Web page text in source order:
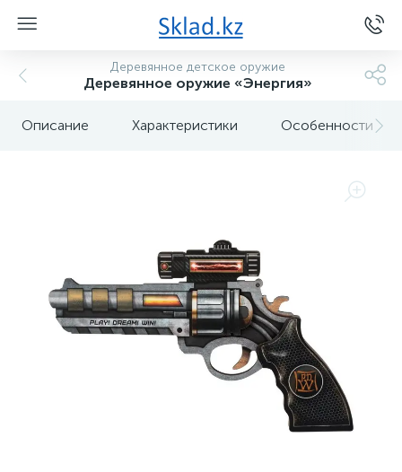
Деревянное детское оружие
Деревянное оружие «Энергия»
Описание Характеристики Особенности